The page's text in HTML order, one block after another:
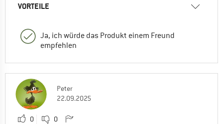
VORTEILE
Ja, ich würde das Produkt einem Freund
empfehlen
Peter
22.09.2025
0 0